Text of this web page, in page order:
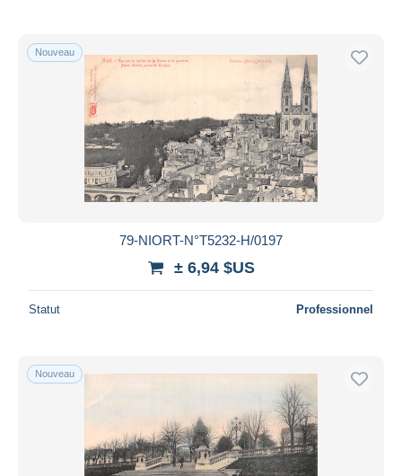
Nouveau
79-NIORT-N°T5232-H/0197
± 6,94 $US
Statut Professionnel
Nouveau